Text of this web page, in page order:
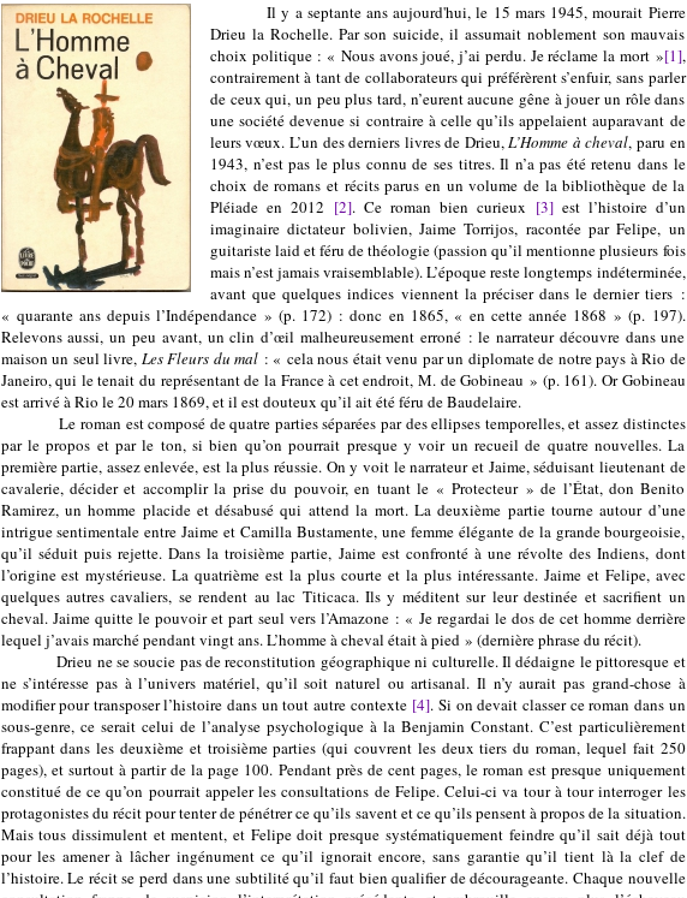
Il y a septante ans aujourd'hui, le 15 mars 1945, mourait Pierre
Drieu la Rochelle. Par son suicide, il assumait noblement son mauvais
choix politique : « Nous avons joué, j’ai perdu. Je réclame la mort »[1],
contrairement à tant de collaborateurs qui préférèrent s’enfuir, sans parler
de ceux qui, un peu plus tard, n’eurent aucune gêne à jouer un rôle dans
une société devenue si contraire à celle qu’ils appelaient auparavant de
leurs vœux. L’un des derniers livres de Drieu,L’Homme à cheval, paru en
1943, n’est pas le plus connu de ses titres. Il n’a pas été retenu dans le
choix de romans et récits parus en un volume de la bibliothèque de la
Pléiade en 2012 [2]. Ce roman bien curieux [3]est l’histoire d’un
imaginaire dictateur bolivien, Jaime Torrijos, racontée par Felipe, un
guitariste laid et féru de théologie (passion qu’il mentionne plusieurs fois
mais n’est jamais vraisemblable). L’époque reste longtemps indéterminée,
avant que quelques indices viennent la préciser dans le dernier tiers :
« quarante ans depuis l’Indépendance » (p. 172) : donc en 1865, « en cette année 1868 » (p. 197).
Relevons aussi, un peu avant, un clin d’œil malheureusement erroné : le narrateur découvre dans une
maison un seul livre, Les Fleurs du mal : « cela nous était venu par un diplomate de notre pays à Rio de
Janeiro, qui le tenait du représentant de la France à cet endroit, M. de Gobineau » (p. 161). Or Gobineau
est arrivé à Rio le 20 mars 1869, et il est douteux qu’il ait été féru de Baudelaire.
Le roman est composé de quatre parties séparées par des ellipses temporelles, et assez distinctes
par le propos et par le ton, si bien qu’on pourrait presque y voir un recueil de quatre nouvelles. La
première partie, assez enlevée, est la plus réussie. On y voit le narrateur et Jaime, séduisant lieutenant de
cavalerie, décider et accomplir la prise du pouvoir, en tuant le « Protecteur » de l’État, don Benito
Ramirez, un homme placide et désabusé qui attend la mort. La deuxième partie tourne autour d’une
intrigue sentimentale entre Jaime et Camilla Bustamente, une femme élégante de la grande bourgeoisie,
qu’il séduit puis rejette. Dans la troisième partie, Jaime est confronté à une révolte des Indiens, dont
l’origine est mystérieuse. La quatrième est la plus courte et la plus intéressante. Jaime et Felipe, avec
quelques autres cavaliers, se rendent au lac Titicaca. Ils y méditent sur leur destinée et sacrifient un
cheval. Jaime quitte le pouvoir et part seul vers l’Amazone : « Je regardai le dos de cet homme derrière
lequel j’avais marché pendant vingt ans. L’homme à cheval était à pied » (dernière phrase du récit).
Drieu ne se soucie pas de reconstitution géographique ni culturelle. Il dédaigne le pittoresque et
ne s’intéresse pas à l’univers matériel, qu’il soit naturel ou artisanal. Il n’y aurait pas grand-chose à
modifier pour transposer l’histoire dans un tout autre contexte [4]. Si on devait classer ce roman dans un
sous-genre, ce serait celui de l’analyse psychologique à la Benjamin Constant. C’est particulièrement
frappant dans les deuxième et troisième parties (qui couvrent les deux tiers du roman, lequel fait 250
pages), et surtout à partir de la page 100. Pendant près de cent pages, le roman est presque uniquement
constitué de ce qu’on pourrait appeler les consultations de Felipe. Celui-ci va tour à tour interroger les
protagonistes du récit pour tenter de pénétrer ce qu’ils savent et ce qu’ils pensent à propos de la situation.
Mais tous dissimulent et mentent, et Felipe doit presque systématiquement feindre qu’il sait déjà tout
pour les amener à lâcher ingénument ce qu’il ignorait encore, sans garantie qu’il tient là la clef de
l’histoire. Le récit se perd dans une subtilité qu’il faut bien qualifier de décourageante. Chaque nouvelle